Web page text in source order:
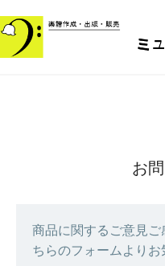
お
商品に関するご意見ご
ちらのフォームよりお